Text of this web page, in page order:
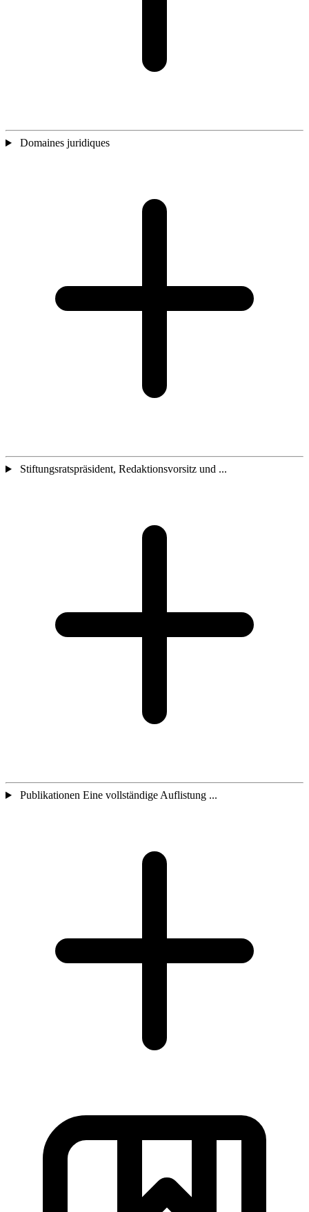
Domaines juridiques
Stiftungsratspräsident, Redaktionsvorsitz und ...
Publikationen Eine vollständige Auflistung ...